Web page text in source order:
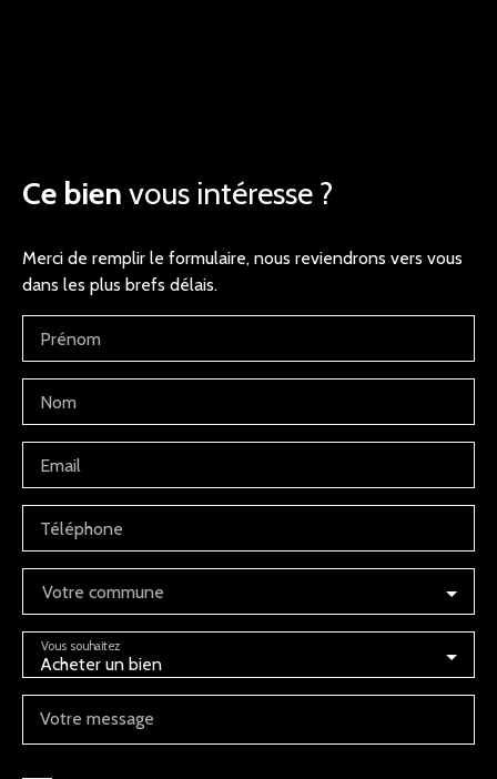
Ce bien vous intéresse ?
Merci de remplir le formulaire, nous reviendrons vers vous
dans les plus brefs délais.
Prénom
Nom
Email
Téléphone
Votre commune
Acheter un bien
Vous souhaitez
Votre message